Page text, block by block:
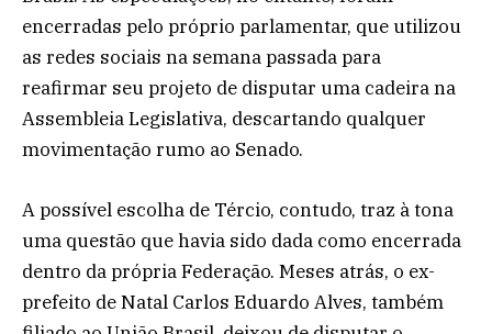
encerradas pelo próprio parlamentar, que utilizou
as redes sociais na semana passada para
reafirmar seu projeto de disputar uma cadeira na
Assembleia Legislativa, descartando qualquer
movimentação rumo ao Senado.
A possível escolha de Tércio, contudo, traz à tona
uma questão que havia sido dada como encerrada
dentro da própria Federação. Meses atrás, o ex-
prefeito de Natal Carlos Eduardo Alves, também